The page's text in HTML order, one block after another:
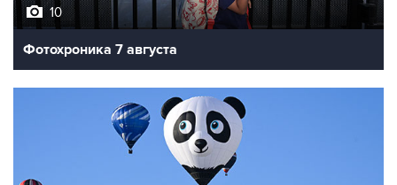
10
Фотохроника 7 августа